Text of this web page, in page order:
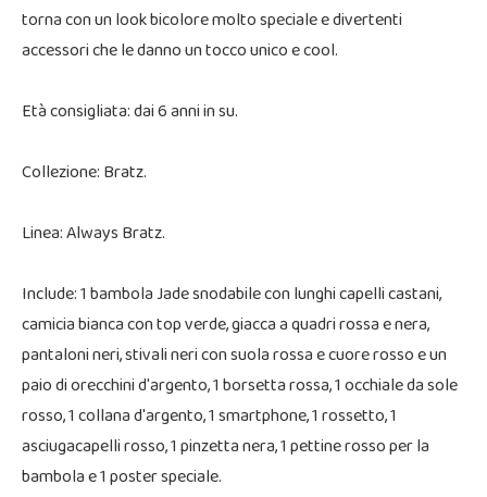
torna con un look bicolore molto speciale e divertenti
accessori che le danno un tocco unico e cool.
Età consigliata: dai 6 anni in su.
Collezione: Bratz.
Linea: Always Bratz.
Include: 1 bambola Jade snodabile con lunghi capelli castani,
camicia bianca con top verde, giacca a quadri rossa e nera,
pantaloni neri, stivali neri con suola rossa e cuore rosso e un
paio di orecchini d'argento, 1 borsetta rossa, 1 occhiale da sole
rosso, 1 collana d'argento, 1 smartphone, 1 rossetto, 1
asciugacapelli rosso, 1 pinzetta nera, 1 pettine rosso per la
bambola e 1 poster speciale.